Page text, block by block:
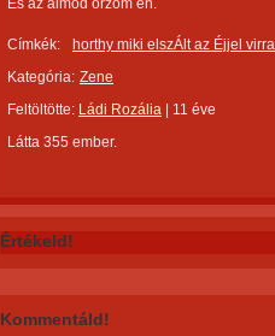
És az álmod őrzöm én.
Címkék:
horthy miki elszÁlt az Éjjel
Kategória: Zene
Feltöltötte: Ládi Rozália
11 éve
Látta 355 ember.
Értékeld!
Kommentáld!